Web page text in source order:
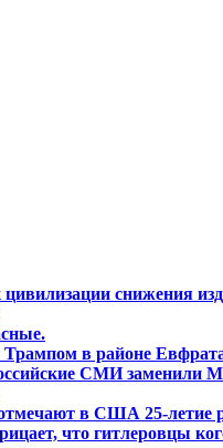
снижения
Трампом в районе
СМИ заменили
в США 25-летие
что гитлеровцы